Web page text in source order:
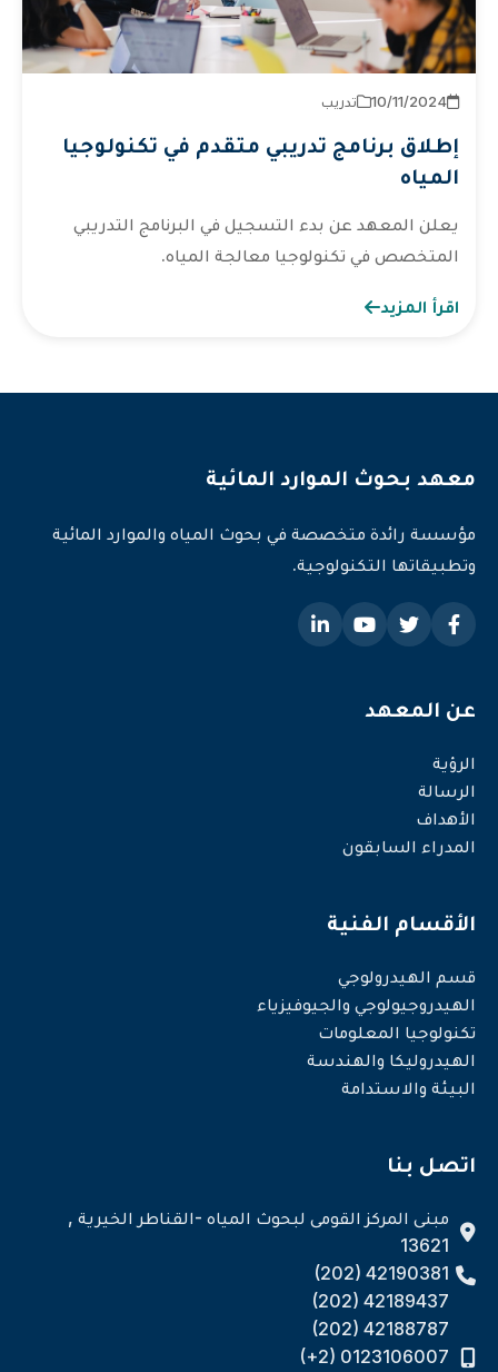
2024‏/11‏/10 تدريب
إطلاق برنامج تدريبي متقدم في تكنولوجيا
المياه
يعلن المعهد عن بدء التسجيل في البرنامج التدريبي
المتخصص في تكنولوجيا معالجة المياه.
اقرأ المزيد
معهد بحوث الموارد المائية
مؤسسة رائدة متخصصة في بحوث المياه والموارد المائية
وتطبيقاتها التكنولوجية.
عن المعهد
الرؤية
الرسالة
الأهداف
المدراء السابقون
الأقسام الفنية
قسم الهيدرولوجي
الهيدروجيولوجي والجيوفيزياء
تكنولوجيا المعلومات
الهيدروليكا والهندسة
البيئة والاستدامة
اتصل بنا
مبنى المركز القومى لبحوث المياه -القناطر الخيرية ,
13621
(202) 42190381
(202) 42189437
(202) 42188787
(+2) 0123106007